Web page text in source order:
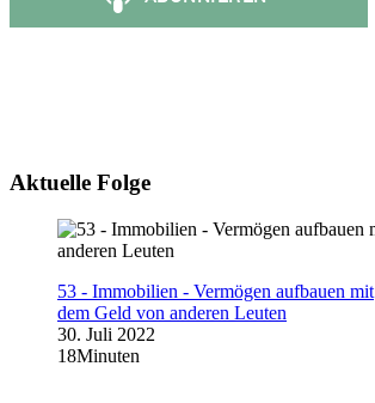
Aktuelle Folge
53 - Immobilien - Vermögen aufbauen mit
dem Geld von anderen Leuten
30. Juli 2022
18Minuten